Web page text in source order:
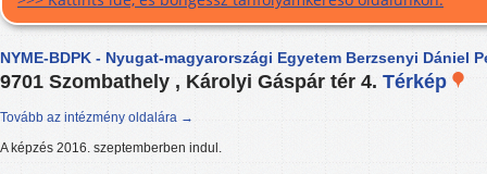
NYME-BDPK - Nyugat-magyarországi Egyetem Berzsenyi Dániel
9701 Szombathely , Károlyi Gáspár tér 4. Térkép
Tovább az intézmény oldalára →
A képzés 2016. szeptemberben indul.